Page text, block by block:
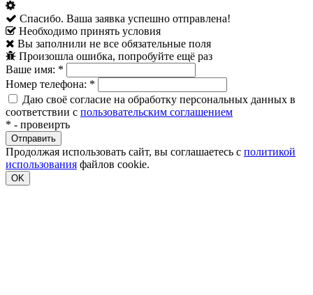
Спасибо. Ваша заявка успешно отправлена!
Необходимо принять условия
Вы заполнили не все обязательные поля
Произошла ошибка, попробуйте ещё раз
Ваше имя: *
Номер телефона: *
Даю своё согласие на обработку персональных данных в
соответствии с пользовательским соглашением
* - провеирть
Продолжая использовать сайт, вы соглашаетесь с политикой
использования файлов cookie.
OK